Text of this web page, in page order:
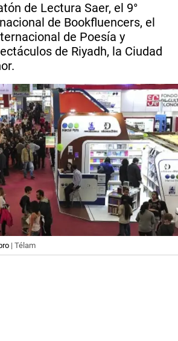
de Lectura Saer, el 9°
de Bookfluencers, el
de Poesía y
de Riyadh, la Ciudad
| Télam